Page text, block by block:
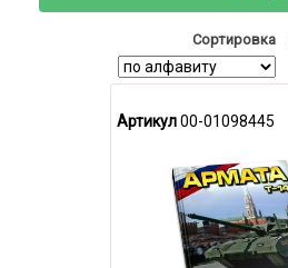
Сортировка
Артикул00-01098445